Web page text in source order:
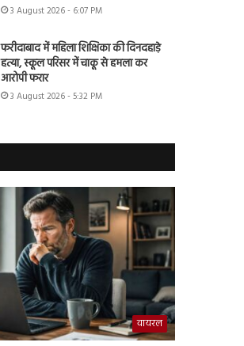
3 August 2026 - 6:07 PM
फरीदाबाद में महिला शिक्षिका की दिनदहाड़े
हत्या, स्कूल परिसर में चाकू से हमला कर
आरोपी फरार
3 August 2026 - 5:32 PM
वायरल